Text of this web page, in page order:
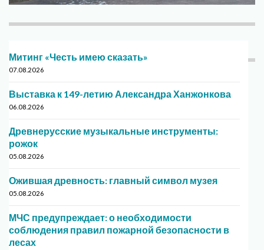
Митинг «Честь имею сказать»
07.08.2026
Выставка к 149-летию Александра Ханжонкова
06.08.2026
Древнерусские музыкальные инструменты:
рожок
05.08.2026
Ожившая древность: главный символ музея
05.08.2026
МЧС предупреждает: о необходимости
соблюдения правил пожарной безопасности в
лесах